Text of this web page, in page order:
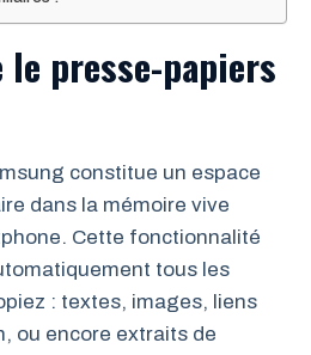
le presse-papiers
constitue un espace
dans la mémoire vive
Cette fonctionnalité
tous les
: textes, images, liens
ou encore extraits de